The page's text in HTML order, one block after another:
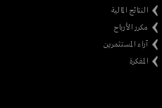
النتائج المالية
مكرر الأرباح
آراء المستثمرين
المفكرة